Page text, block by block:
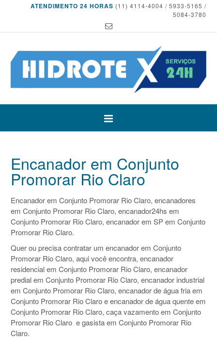
ATENDIMENTO 24 HORAS (11) 4114-4004 / 5933-5165 /
5084-3780
Encanador em Conjunto
Promorar Rio Claro
Encanador em Conjunto Promorar Rio Claro, encanadores
em Conjunto Promorar Rio Claro, encanador24hs em
Conjunto Promorar Rio Claro, encanador em SP em Conjunto
Promorar Rio Claro.
Quer ou precisa contratar um encanador em Conjunto
Promorar Rio Claro, aqui você encontra, encanador
residencial em Conjunto Promorar Rio Claro, encanador
predial em Conjunto Promorar Rio Claro, encanador industrial
em Conjunto Promorar Rio Claro, encanador de água fria em
Conjunto Promorar Rio Claro e encanador de água quente em
Conjunto Promorar Rio Claro, caça vazamento em Conjunto
Promorar Rio Claro e gasista em Conjunto Promorar Rio
Claro.